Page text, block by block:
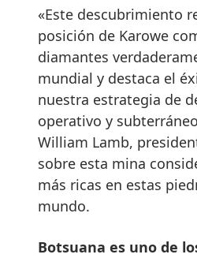
«Este descubrimiento
posición de Karowe
diamantes
mundial y destaca el
nuestra estrategia de
operativo y
William Lamb,
sobre esta mina
más ricas en estas
mundo.
Botsuana es uno de